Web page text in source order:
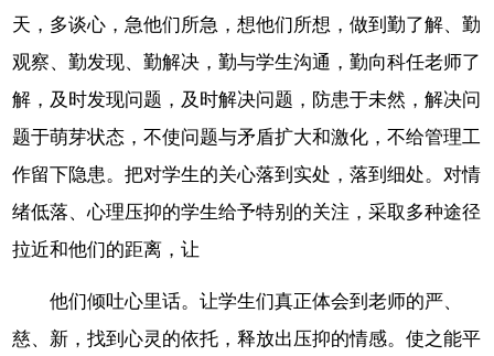
天，多谈心，急他们所急，想他们所想，做到勤了解、勤
观察、勤发现、勤解决，勤与学生沟通，勤向科任老师了
解，及时发现问题，及时解决问题，防患于未然，解决问
题于萌芽状态，不使问题与矛盾扩大和激化，不给管理工
作留下隐患。把对学生的关心落到实处，落到细处。对情
绪低落、心理压抑的学生给予特别的关注，采取多种途径
拉近和他们的距离，让
他们倾吐心里话。让学生们真正体会到老师的严、
慈、新，找到心灵的依托，释放出压抑的情感。使之能平